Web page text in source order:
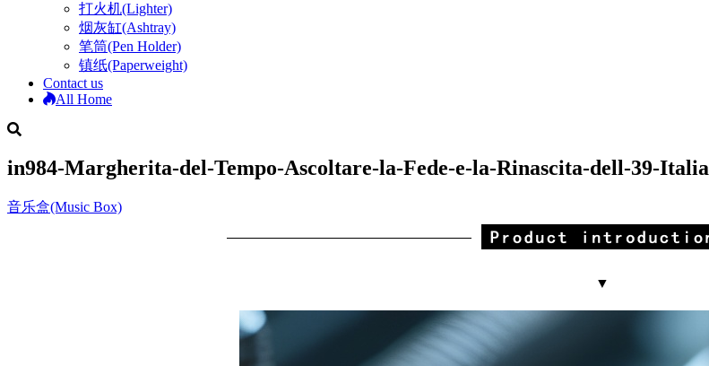
打火机(Lighter)
烟灰缸(Ashtray)
笔筒(Pen Holder)
镇纸(Paperweight)
Contact us
All Home
in984-Margherita-del-Tempo-Ascoltare-la-Fede-e-la-Rinascita-dell-39-Italia
音乐盒(Music Box)
▼